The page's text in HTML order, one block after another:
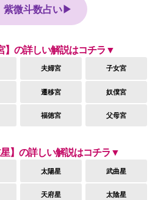
紫微斗数占い▶
】の詳しい解説はコチラ▼
夫婦宮 子女宮
遷移宮 奴僕宮
福徳宮 父母宮
】の詳しい解説はコチラ▼
太陽星 武曲星
天府星 太陰星